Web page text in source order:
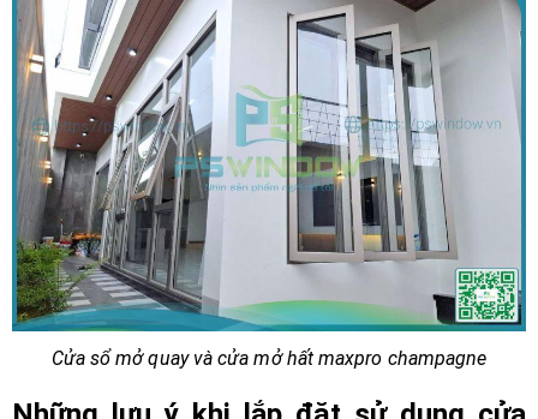
Cửa sổ mở quay và cửa mở hất maxpro champagne